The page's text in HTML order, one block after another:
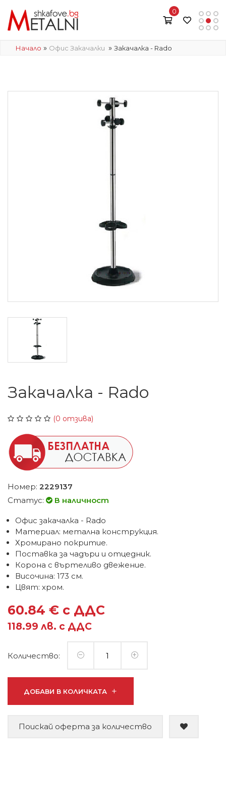
0
Начало » Офис Закачалки » Закачалка - Rado
Закачалка - Rado
(0 отзива)
Номер: 2229137
Статус:
В наличност
Офис закачалка - Rado
Материал: метална конструкция.
Хромирано покритие.
Поставка за чадъри и отцедник.
Корона с въртеливо двежение.
Височина: 173 см.
Цвят: хром.
60.84 € с ДДС
118.99 лв. с ДДС
Количество:
ДОБАВИ В КОЛИЧКАТА
Поискай оферта за количество